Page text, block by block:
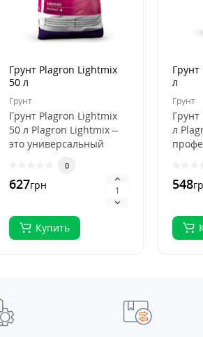
Грунт Plagron Lightmix
50 л
Грунт
Грунт Plagron Lightmix
50 л Plagron Lightmix –
это универсальный
выращивания..
0
627грн
Купить
л
Грунт
л
548